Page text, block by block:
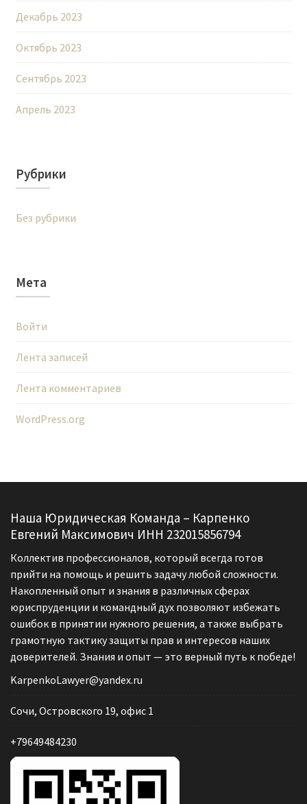
Декабрь 2023
Октябрь 2023
Сентябрь 2023
Апрель 2023
Рубрики
Без рубрики
Мета
Войти
Лента записей
Лента комментариев
WordPress.org
Наша Юридическая Команда – Карпенко
Евгений Максимович ИНН 232015856794
Коллектив профессионалов, который всегда готов
прийти на помощь и решить задачу любой сложности.
Накопленный опыт и знания в различных сферах
юриспруденции и командный дух позволяют избежать
ошибок в принятии нужного решения, а также выбрать
грамотную тактику защиты прав и интересов наших
доверителей. Знания и опыт — это верный путь к победе!
KarpenkoLawyer@yandex.ru
Сочи, Островского 19, офис 1
+79649484230